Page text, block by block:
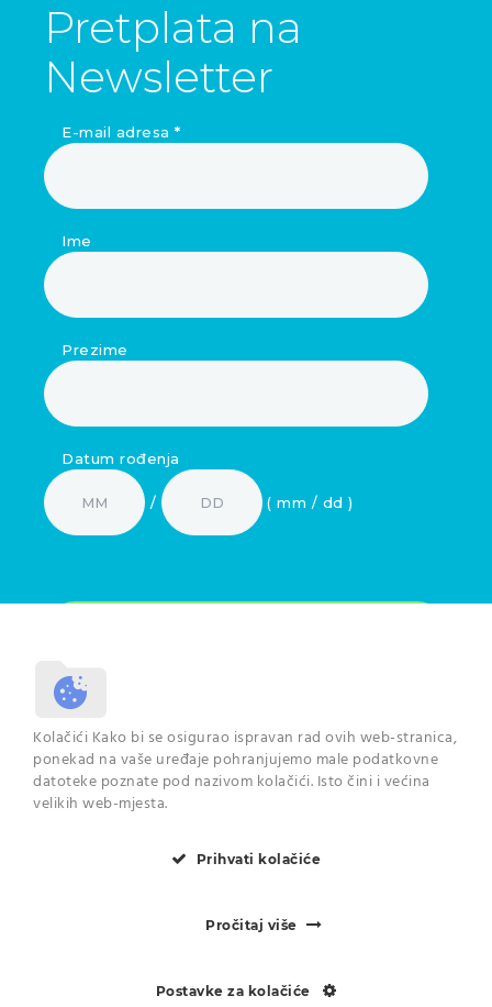
Pretplata na
Newsletter
E-mail adresa *
Ime
Prezime
Datum rođenja
/ ( mm / dd )
načinu na koji se koriste Vaši podaci na poveznici.
medicine Zadar
Kolačići Kako bi se osigurao ispravan rad ovih web-stranica,
ponekad na vaše uređaje pohranjujemo male podatkovne
datoteke poznate pod nazivom kolačići. Isto čini i većina
velikih web-mjesta.
Prihvati kolačiće
Pročitaj više
Postavke za kolačiće